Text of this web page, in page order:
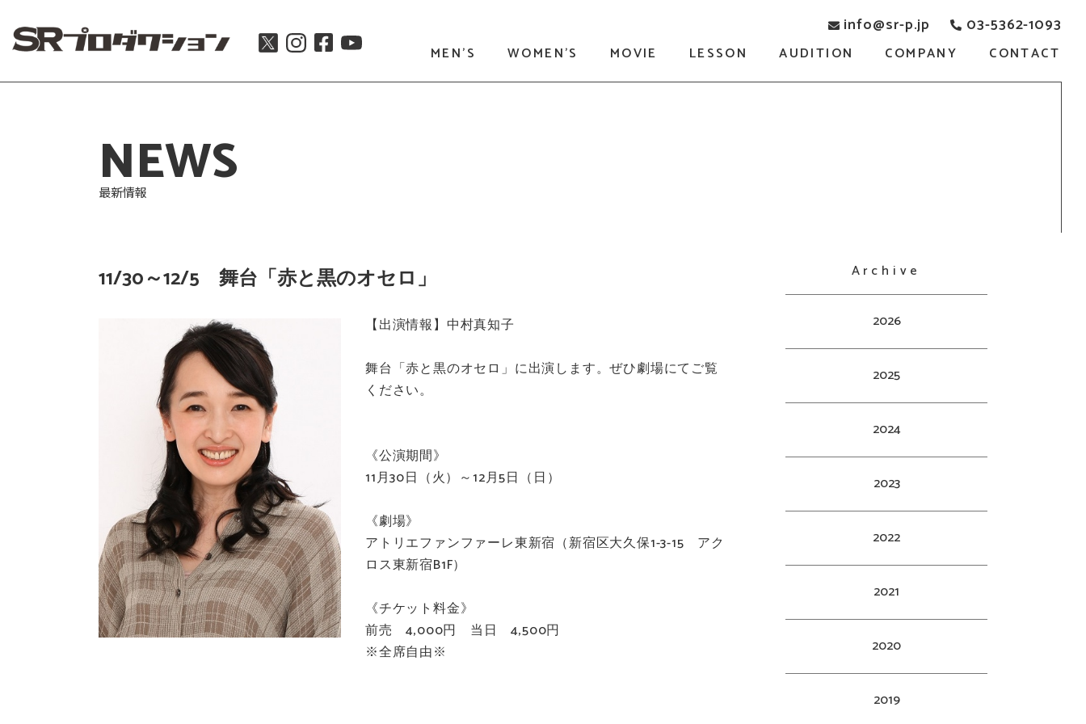
info@sr-p.jp 03-5362-1093
MEN'S WOMEN'S MOVIE LESSON AUDITION COMPANY CONTACT
NEWS
最新情報
11/30～12/5 舞台「赤と黒のオセロ」
【出演情報】中村真知子
舞台「赤と黒のオセロ」に出演します。ぜひ劇場にてご覧
ください。
《公演期間》
11月30日（火）～12月5日（日）
《劇場》
アトリエファンファーレ東新宿（新宿区大久保1-3-15 アク
ロス東新宿B1F）
《チケット料金》
前売 4,000円 当日 4,500円
※全席自由※
Archive
2026
2025
2024
2023
2022
2021
2020
2019